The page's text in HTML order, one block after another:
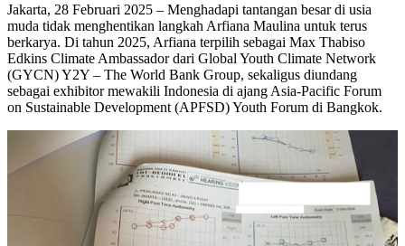
Jakarta, 28 Februari 2025 – Menghadapi tantangan besar di usia
muda tidak menghentikan langkah Arfiana Maulina untuk terus
berkarya. Di tahun 2025, Arfiana terpilih sebagai Max Thabiso
Edkins Climate Ambassador dari Global Youth Climate Network
(GYCN) Y2Y – The World Bank Group, sekaligus diundang
sebagai exhibitor mewakili Indonesia di ajang Asia-Pacific Forum
on Sustainable Development (APFSD) Youth Forum di Bangkok.